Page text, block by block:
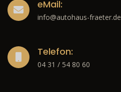
eMail:
info@autohaus-fraeter.de
Telefon:
04 31 / 54 80 60